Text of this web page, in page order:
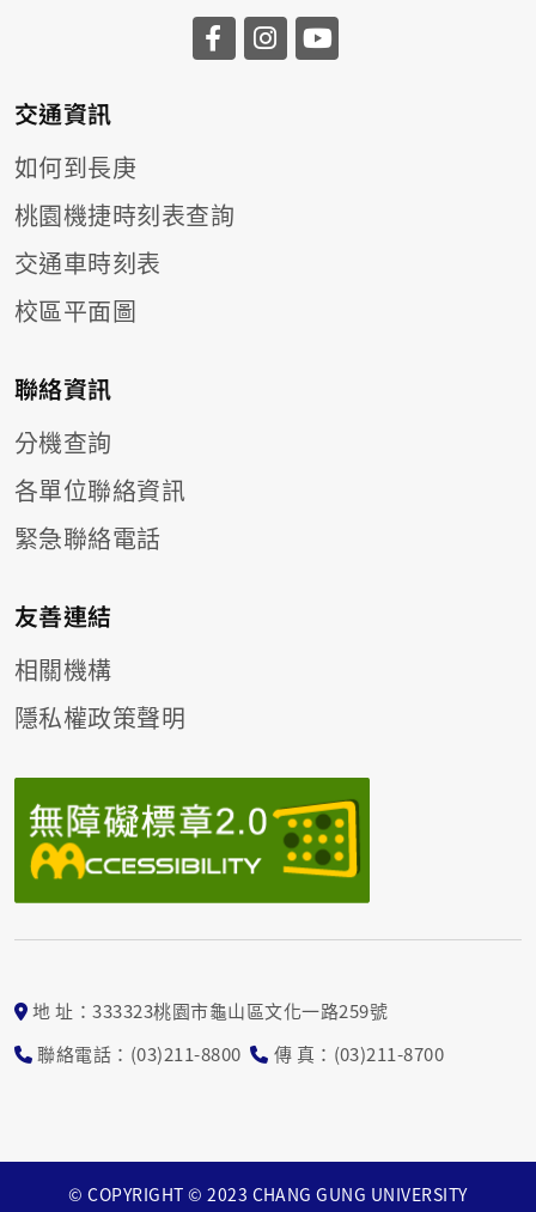
前往長庚大學facebook
前往長庚大學
交通資訊
如何到長庚
桃園機捷時刻表查詢
交通車時刻表
校區平面圖
聯絡資訊
分機查詢
各單位聯絡資訊
緊急聯絡電話
友善連結
相關機構
隱私權政策聲明
地 址：333323桃園市龜山區文化一路259號
聯絡電話：(03)211-8800
傳 真：(03)211-8700
© COPYRIGHT © 2023 CHANG GUNG UNIVERSITY